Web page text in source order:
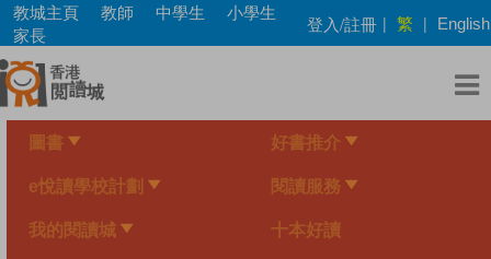
Skip
main
content
教城主頁 教師 中學生
小學生
家長
登入/註冊 | 繁 | English
圖書 好書推介
e悅讀學校計劃 閱讀服務
我的閱讀城 十本好讀